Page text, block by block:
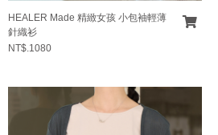
HEALER Made 精緻女孩 小包袖輕薄
針織衫
NT$.1080